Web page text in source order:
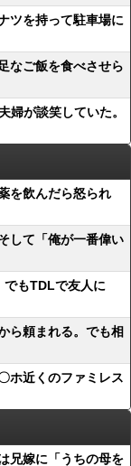
ツを持って駐車場に
なご飯を食べさせら
婦が談笑していた。
を飲んだら怒られ
して「俺が一番偉い
でもTDLで友人に
ら頼まれる。でも相
ホ近くのファミレス
兄嫁に「うちの母を